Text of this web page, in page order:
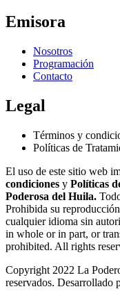
Emisora
Nosotros
Programación
Contacto
Legal
Términos y
Políticas de
El uso de este sitio web
condiciones y Políticas
Poderosa del Huila.
Prohibida su
cualquier idioma sin
in whole or in part, or
prohibited. All rights
Copyright 2022 La
reservados. Desarrollado